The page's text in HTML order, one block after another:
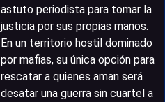
astuto periodista para tomar la
justicia por sus propias manos.
En un territorio hostil dominado
por mafias, su única opción para
rescatar a quienes aman será
desatar una guerra sin cuartel a